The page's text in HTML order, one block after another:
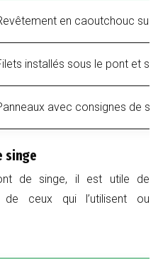
en caoutchouc sur
installés sous le pont et
avec consignes de
singe
de singe, il est utile de
de ceux qui l’utilisent ou